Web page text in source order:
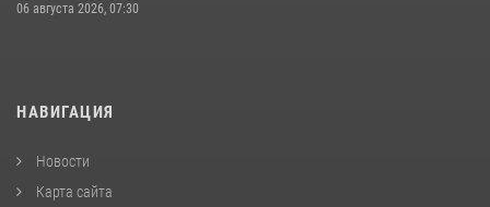
06 августа 2026, 07:30
НАВИГАЦИЯ
Новости
Карта сайта